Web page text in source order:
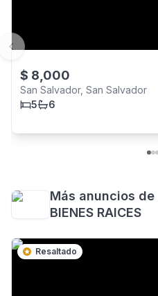
$ 8,000
San Salvador, San Salvador
5
6
Previous slide
Más anuncios de
BIENES RAICES
Resaltado